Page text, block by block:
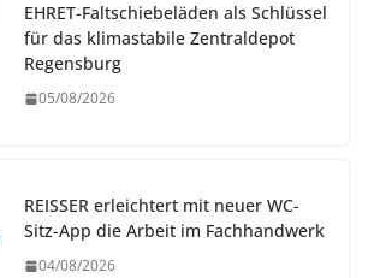
EHRET-Faltschiebeläden als Schlüssel
für das klimastabile Zentraldepot
Regensburg
05/08/2026
REISSER erleichtert mit neuer WC-
Sitz-App die Arbeit im Fachhandwerk
04/08/2026